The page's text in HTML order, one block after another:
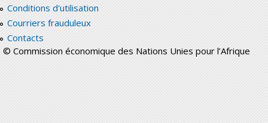
Conditions d'utilisation
Courriers frauduleux
Contacts
© Commission économique des Nations Unies pour l’Afrique